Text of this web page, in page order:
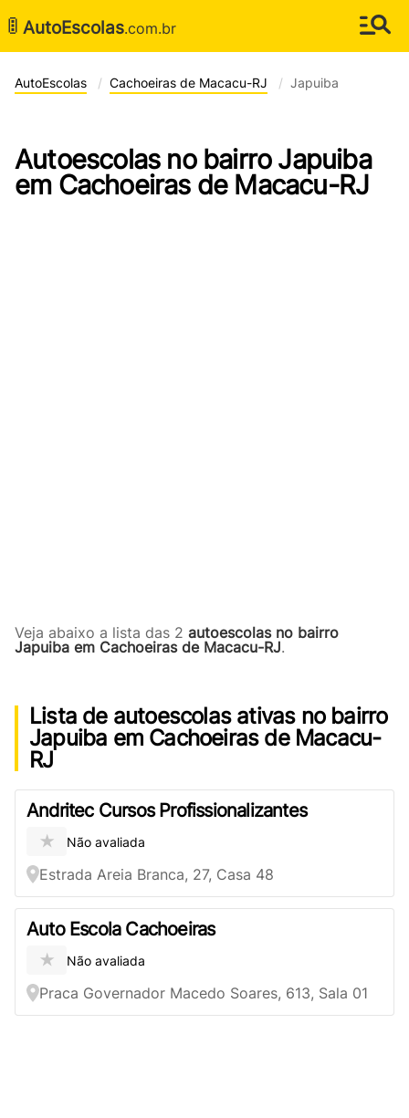
🚦 AutoEscolas.com.br
AutoEscolas Cachoeiras de Macacu-RJ Japuiba
Autoescolas no bairro Japuiba
em Cachoeiras de Macacu-RJ
Veja abaixo a lista das 2 autoescolas no bairro
Japuiba em Cachoeiras de Macacu-RJ.
Lista de autoescolas ativas no bairro
Japuiba em Cachoeiras de Macacu-
RJ
Andritec Cursos Profissionalizantes
★ Não avaliada
Estrada Areia Branca, 27, Casa 48
Auto Escola Cachoeiras
★ Não avaliada
Praca Governador Macedo Soares, 613, Sala 01